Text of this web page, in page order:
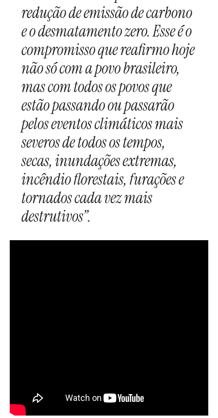
redução de emissão de carbono
e o desmatamento zero. Esse é o
compromisso que reafirmo hoje
não só com a povo brasileiro,
mas com todos os povos que
estão passando ou passarão
pelos eventos climáticos mais
severos de todos os tempos,
secas, inundações extremas,
incêndio florestais, furações e
tornados cada vez mais
destrutivos”.